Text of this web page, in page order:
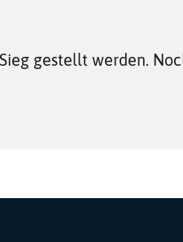
gestellt werden.